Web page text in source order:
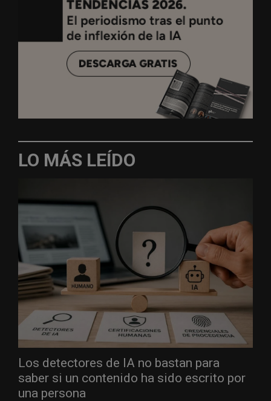
LO MÁS LEÍDO
Los detectores de IA no bastan para
saber si un contenido ha sido escrito por
una persona